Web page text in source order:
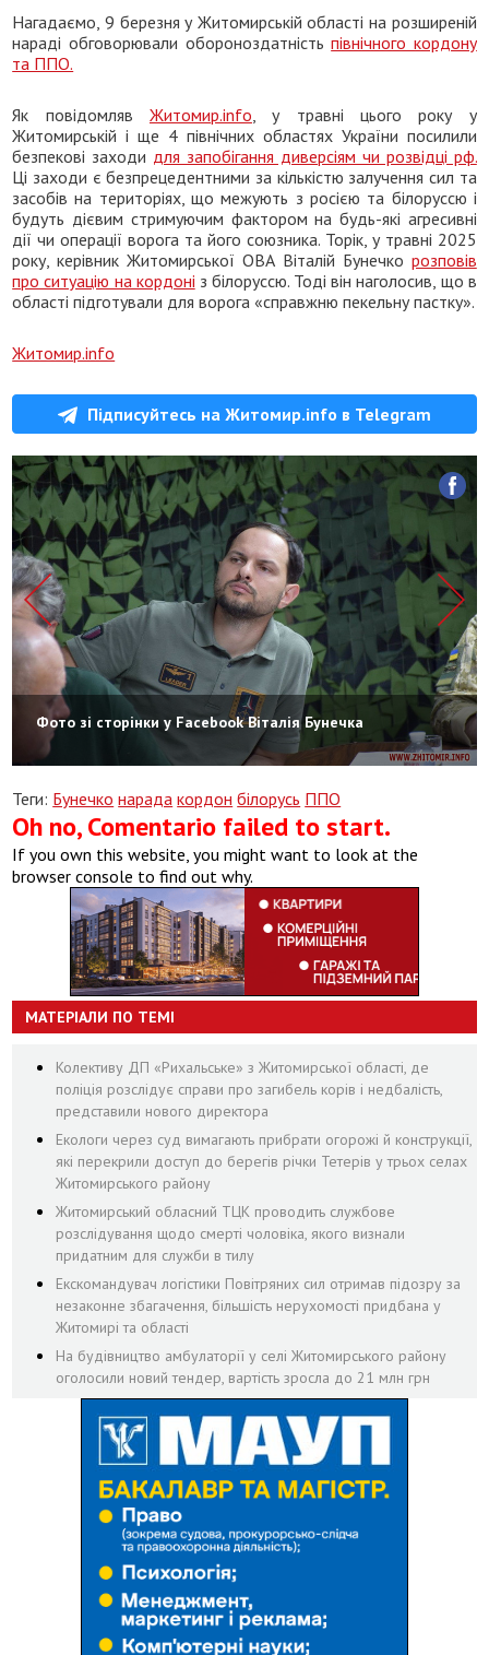
Нагадаємо, 9 березня у Житомирській області на розширеній
нараді обговорювали обороноздатністьпівнічного кордону
та ППО.
Як повідомляв Житомир.info , у травні цього року у
Житомирській і ще 4 північних областях України посилили
безпекові заходи для запобігання диверсіям чи розвідці рф.
Ці заходи є безпрецедентними за кількістю залучення сил та
засобів на територіях, що межують з росією та білоруссю і
будуть дієвим стримуючим фактором на будь-які агресивні
дії чи операції ворога та його союзника. Торік, у травні 2025
року, керівник Житомирської ОВА Віталій Бунечко розповів
про ситуацію на кордоні з білоруссю. Тоді він наголосив, що в
області підготували для ворога «справжню пекельну пастку».
Житомир.info
Підписуйтесь на Житомир.info в Telegram
Фото зі сторінки у Facebook Віталія Бунечка
Теги: Бунечко нарада кордон білорусь ППО
Oh no, Comentario failed to start.
If you own this website, you might want to look at the
browser console to find out why.
МАТЕРІАЛИ ПО ТЕМІ
Колективу ДП «Рихальське» з Житомирської області, де
поліція розслідує справи про загибель корів і недбалість,
представили нового директора
Екологи через суд вимагають прибрати огорожі й конструкції,
які перекрили доступ до берегів річки Тетерів у трьох селах
Житомирського району
Житомирський обласний ТЦК проводить службове
розслідування щодо смерті чоловіка, якого визнали
придатним для служби в тилу
Екскомандувач логістики Повітряних сил отримав підозру за
незаконне збагачення, більшість нерухомості придбана у
Житомирі та області
На будівництво амбулаторії у селі Житомирського району
оголосили новий тендер, вартість зросла до 21 млн грн